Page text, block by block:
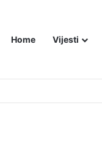
Home Vijesti